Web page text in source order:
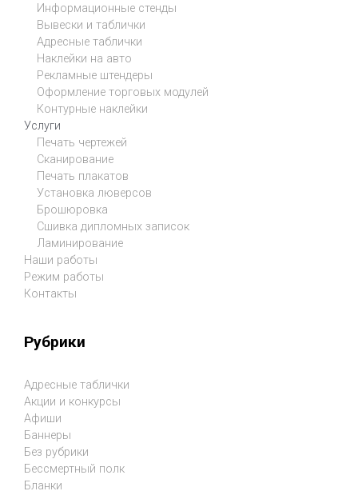
Информационные стенды
Вывески и таблички
Адресные таблички
Наклейки на авто
Рекламные штендеры
Оформление торговых модулей
Контурные наклейки
Услуги
Печать чертежей
Сканирование
Печать плакатов
Установка люверсов
Брошюровка
Сшивка дипломных записок
Ламинирование
Наши работы
Режим работы
Контакты
Рубрики
Адресные таблички
Акции и конкурсы
Афиши
Баннеры
Без рубрики
Бессмертный полк
Бланки